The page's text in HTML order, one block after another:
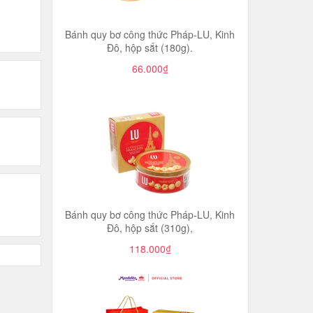
Bánh quy bơ công thức Pháp-LU, Kinh
Đô, hộp sắt (180g).
66.000₫
Bánh quy bơ công thức Pháp-LU, Kinh
Đô, hộp sắt (310g),
118.000₫